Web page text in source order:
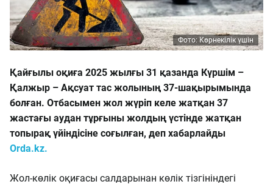
Фото: Көрнекілік үшін
Қайғылы оқиға 2025 жылғы 31 қазанда Күршім –
Қалжыр – Ақсуат тас жолының 37-шақырымында
болған. Отбасымен жол жүріп келе жатқан 37
жастағы аудан тұрғыны жолдың үстінде жатқан
топырақ үйіндісіне соғылған, деп хабарлайды
Orda.kz.
Жол-көлік оқиғасы салдарынан көлік тізгініндегі